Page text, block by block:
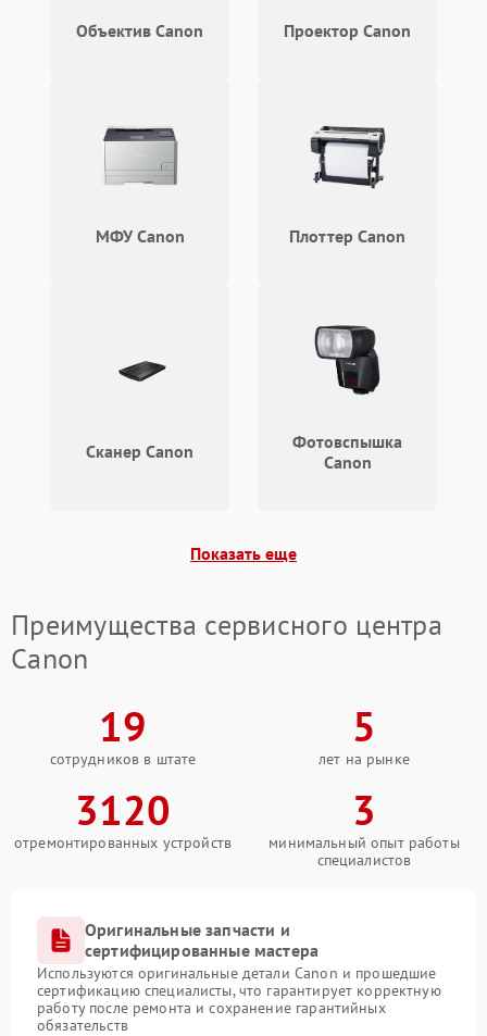
Объектив Canon Проектор Canon
МФУ Canon Плоттер Canon
Сканер Canon
Фотовспышка
Canon
Показать еще
Преимущества сервисного центра
Canon
19
сотрудников в штате
5
лет на рынке
3120
отремонтированных устройств
3
минимальный опыт работы
специалистов
Оригинальные запчасти и
сертифицированные мастера
Используются оригинальные детали Canon и прошедшие
сертификацию специалисты, что гарантирует корректную
работу после ремонта и сохранение гарантийных
обязательств